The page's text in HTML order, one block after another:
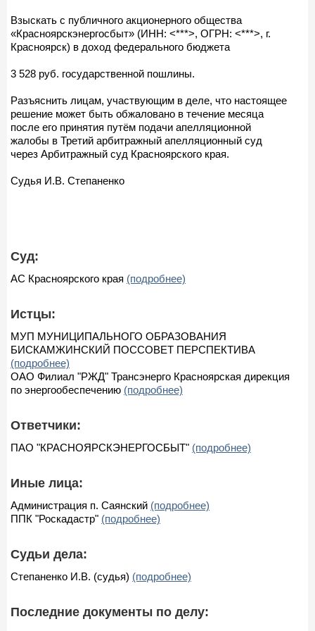
Взыскать с публичного акционерного общества
«Красноярскэнергосбыт» (ИНН: <***>, ОГРН: <***>, г.
Красноярск) в доход федерального бюджета
3 528 руб. государственной пошлины.
Разъяснить лицам, участвующим в деле, что настоящее
решение может быть обжаловано в течение месяца
после его принятия путём подачи апелляционной
жалобы в Третий арбитражный апелляционный суд
через Арбитражный суд Красноярского края.
Судья И.В. Степаненко
Суд:
АС Красноярского края (подробнее)
Истцы:
МУП МУНИЦИПАЛЬНОГО ОБРАЗОВАНИЯ
БИСКАМЖИНСКИЙ ПОССОВЕТ ПЕРСПЕКТИВА
(подробнее)
ОАО Филиал "РЖД" Трансэнерго Красноярская дирекция
по энергообеспечению (подробнее)
Ответчики:
ПАО "КРАСНОЯРСКЭНЕРГОСБЫТ" (подробнее)
Иные лица:
Администрация п. Саянский (подробнее)
ППК "Роскадастр" (подробнее)
Судьи дела:
Степаненко И.В. (судья) (подробнее)
Последние документы по делу: